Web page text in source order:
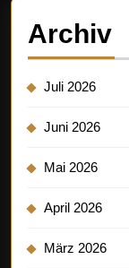
Archiv
Juli 2026
Juni 2026
Mai 2026
April 2026
März 2026